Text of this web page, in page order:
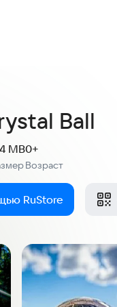
Ball
MB
Возраст
0+
RuStore